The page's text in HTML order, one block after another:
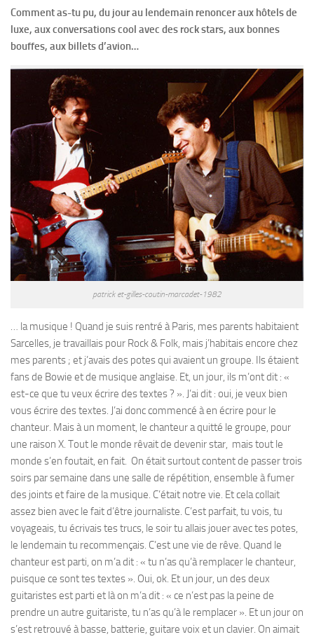
Comment as-tu pu, du jour au lendemain renoncer aux hôtels de
luxe, aux conversations cool avec des rock stars, aux bonnes
bouffes, aux billets d’avion…
patrick et-gilles-coutin-marcadet-1982
… la musique ! Quand je suis rentré à Paris, mes parents habitaient
Sarcelles, je travaillais pour Rock & Folk, mais j’habitais encore chez
mes parents ; et j’avais des potes qui avaient un groupe. Ils étaient
fans de Bowie et de musique anglaise. Et, un jour, ils m’ont dit : «
est-ce que tu veux écrire des textes ? ». J’ai dit : oui, je veux bien
vous écrire des textes. J’ai donc commencé à en écrire pour le
chanteur. Mais à un moment, le chanteur a quitté le groupe, pour
une raison X. Tout le monde rêvait de devenir star, mais tout le
monde s’en foutait, en fait. On était surtout content de passer trois
soirs par semaine dans une salle de répétition, ensemble à fumer
des joints et faire de la musique. C’était notre vie. Et cela collait
assez bien avec le fait d’être journaliste. C’est parfait, tu vois, tu
voyageais, tu écrivais tes trucs, le soir tu allais jouer avec tes potes,
le lendemain tu recommençais. C’est une vie de rêve. Quand le
chanteur est parti, on m’a dit : « tu n’as qu’à remplacer le chanteur,
puisque ce sont tes textes ». Oui, ok. Et un jour, un des deux
guitaristes est parti et là on m’a dit : « ce n’est pas la peine de
prendre un autre guitariste, tu n’as qu’à le remplacer ». Et un jour on
s’est retrouvé à basse, batterie, guitare voix et un clavier. On aimait